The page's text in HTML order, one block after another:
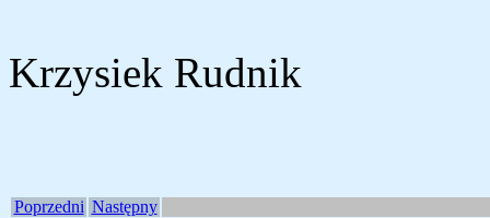
Krzysiek Rudnik
Poprzedni Następny